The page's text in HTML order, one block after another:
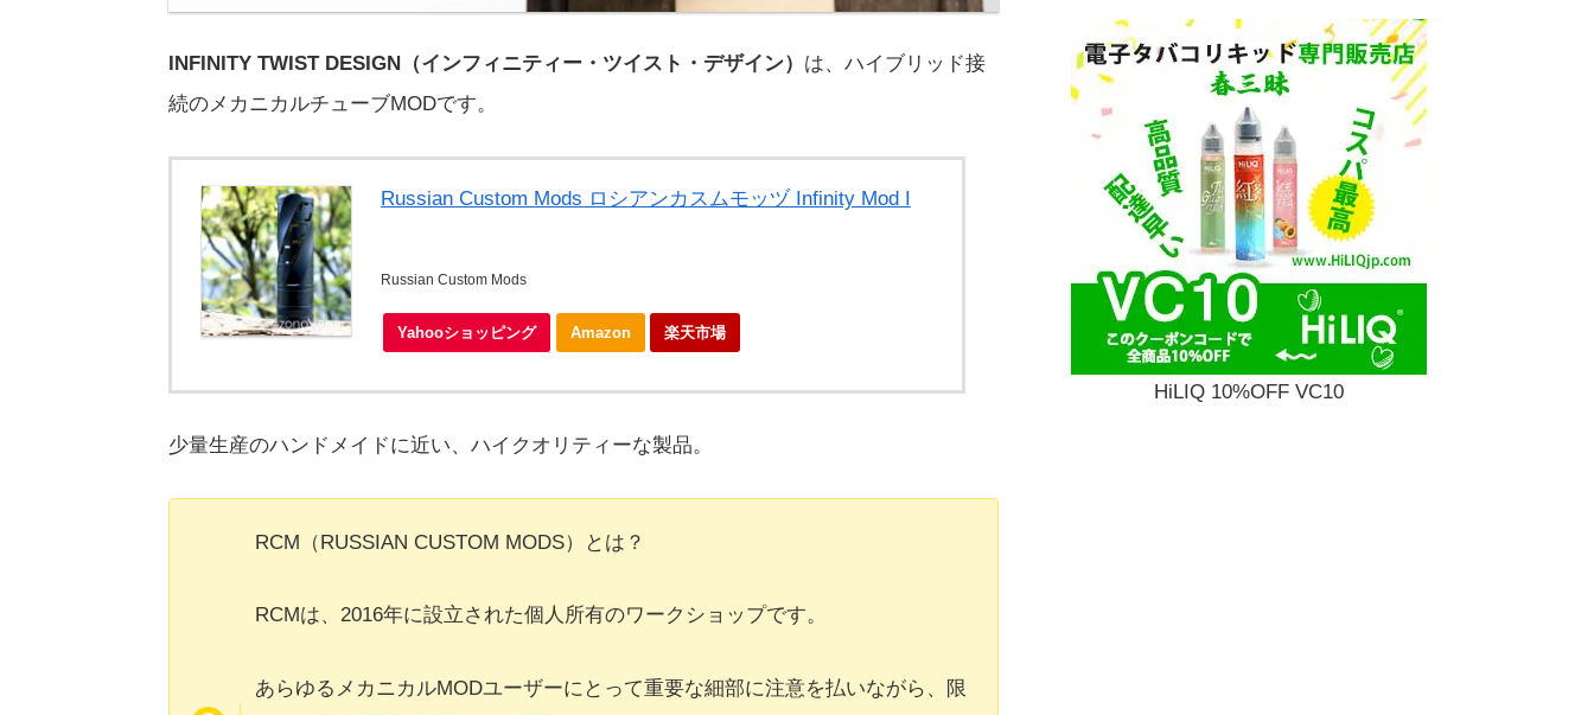
INFINITY TWIST DESIGN（インフィニティー・ツイスト・デザイン） は、ハイブリッド接
続のメカニカルチューブMODです。
Russian Custom Mods ロシアンカスムモッヅ Infinity Mod I
Russian Custom Mods
Yahooショッピング Amazon 楽天市場
少量生産のハンドメイドに近い、ハイクオリティーな製品。
RCM（RUSSIAN CUSTOM MODS）とは？
RCMは、2016年に設立された個人所有のワークショップです。
あらゆるメカニカルMODユーザーにとって重要な細部に注意を払いながら、限
HiLIQ 10%OFF VC10